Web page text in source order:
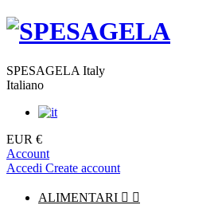
SPESAGELA Italy
Italiano
EUR €
Account
Accedi Create account
ALIMENTARI  